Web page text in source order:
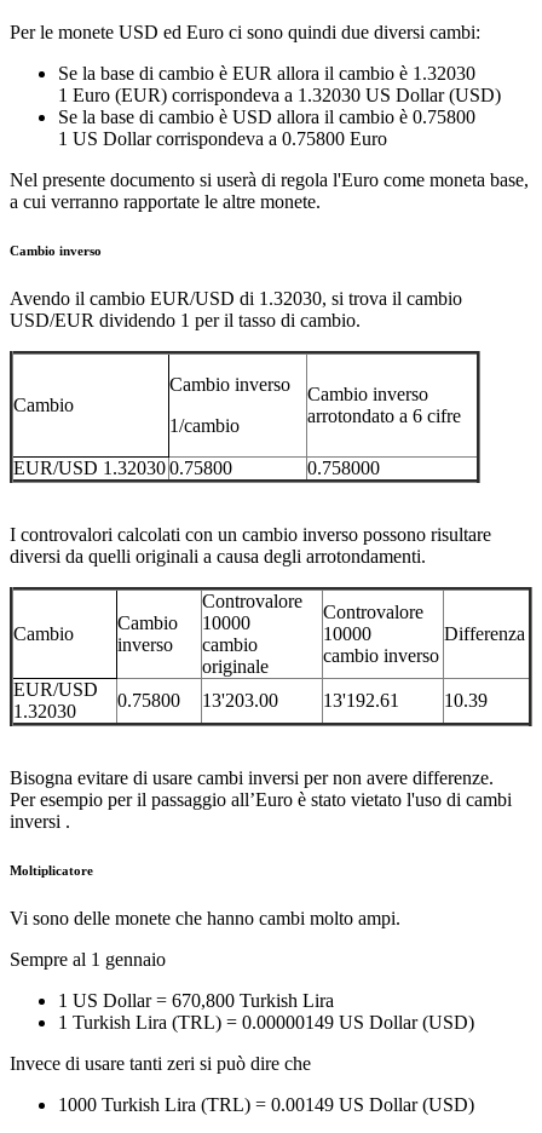
Per le monete USD ed Euro ci sono quindi due diversi cambi:
Se la base di cambio è EUR allora il cambio è 1.32030
1 Euro (EUR) corrispondeva a 1.32030 US Dollar (USD)
Se la base di cambio è USD allora il cambio è 0.75800
1 US Dollar corrispondeva a 0.75800 Euro
Nel presente documento si userà di regola l'Euro come moneta base,
a cui verranno rapportate le altre monete.
Cambio inverso
Avendo il cambio EUR/USD di 1.32030, si trova il cambio
USD/EUR dividendo 1 per il tasso di cambio.
Cambio
Cambio inverso
1/cambio
Cambio inverso
arrotondato a 6 cifre
EUR/USD 1.320300.75800 0.758000
I controvalori calcolati con un cambio inverso possono risultare
diversi da quelli originali a causa degli arrotondamenti.
Cambio
Cambio
inverso
Controvalore
10000
cambio
originale
Controvalore
10000
cambio inverso
Differenza
EUR/USD
1.32030
0.75800 13'203.00 13'192.61 10.39
Bisogna evitare di usare cambi inversi per non avere differenze.
Per esempio per il passaggio all’Euro è stato vietato l'uso di cambi
inversi .
Moltiplicatore
Vi sono delle monete che hanno cambi molto ampi.
Sempre al 1 gennaio
1 US Dollar = 670,800 Turkish Lira
1 Turkish Lira (TRL) = 0.00000149 US Dollar (USD)
Invece di usare tanti zeri si può dire che
1000 Turkish Lira (TRL) = 0.00149 US Dollar (USD)